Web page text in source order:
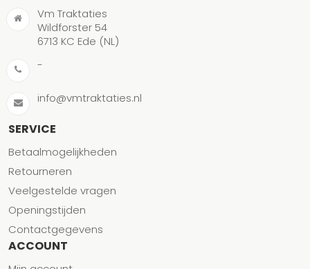
Vm Traktaties
Wildforster 54
6713 KC Ede (NL)
-
info@vmtraktaties.nl
SERVICE
Betaalmogelijkheden
Retourneren
Veelgestelde vragen
Openingstijden
Contactgegevens
ACCOUNT